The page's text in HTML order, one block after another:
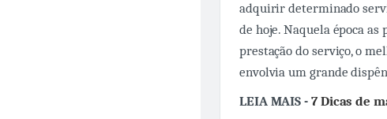
adquirir determinado
de hoje. Naquela época
prestação do serviço, o
envolvia um grande
LEIA MAIS - 7 Dicas de